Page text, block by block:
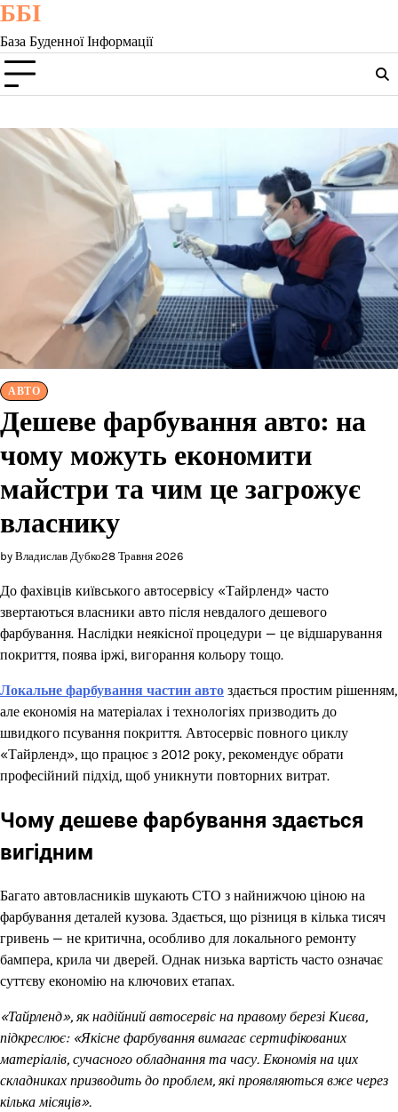
Skip
content
ББІ
База Буденної Інформації
АВТО
Дешеве фарбування авто: на
чому можуть економити
майстри та чим це загрожує
власнику
by Владислав Дубко28 Травня 2026
До фахівців київського автосервісу «Тайрленд» часто
звертаються власники авто після невдалого дешевого
фарбування. Наслідки неякісної процедури — це відшарування
покриття, поява іржі, вигорання кольору тощо.
Локальне фарбування частин авто здається простим рішенням,
але економія на матеріалах і технологіях призводить до
швидкого псування покриття. Автосервіс повного циклу
«Тайрленд», що працює з 2012 року, рекомендує обрати
професійний підхід, щоб уникнути повторних витрат.
Чому дешеве фарбування здається
вигідним
Багато автовласників шукають СТО з найнижчою ціною на
фарбування деталей кузова. Здається, що різниця в кілька тисяч
гривень — не критична, особливо для локального ремонту
бампера, крила чи дверей. Однак низька вартість часто означає
суттєву економію на ключових етапах.
«Тайрленд», як надійний автосервіс на правому березі Києва,
підкреслює: «Якісне фарбування вимагає сертифікованих
матеріалів, сучасного обладнання та часу. Економія на цих
складниках призводить до проблем, які проявляються вже через
кілька місяців».